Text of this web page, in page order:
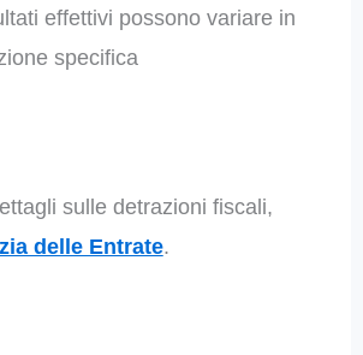
effettivi possono variare in
specifica
sulle detrazioni fiscali,
delle Entrate.